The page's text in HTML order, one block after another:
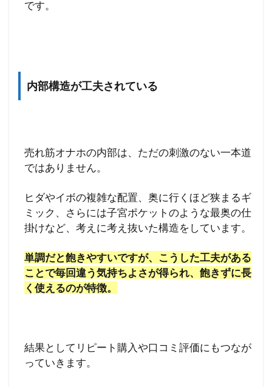
です。
内部構造が工夫されている
売れ筋オナホの内部は、ただの刺激のない一本道
ではありません。
ヒダやイボの複雑な配置、奥に行くほど狭まるギ
ミック、さらには子宮ポケットのような最奥の仕
掛けなど、考えに考え抜いた構造をしています。
単調だと飽きやすいですが、こうした工夫がある
ことで毎回違う気持ちよさが得られ、飽きずに長
く使えるのが特徴。
結果としてリピート購入や口コミ評価にもつなが
っていきます。